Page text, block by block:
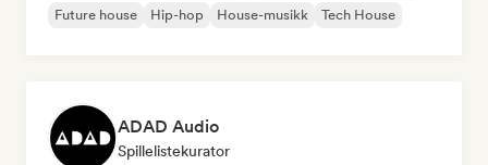
Future house
Hip-hop House-musikk Tech House
ADAD Audio
Spillelistekurator